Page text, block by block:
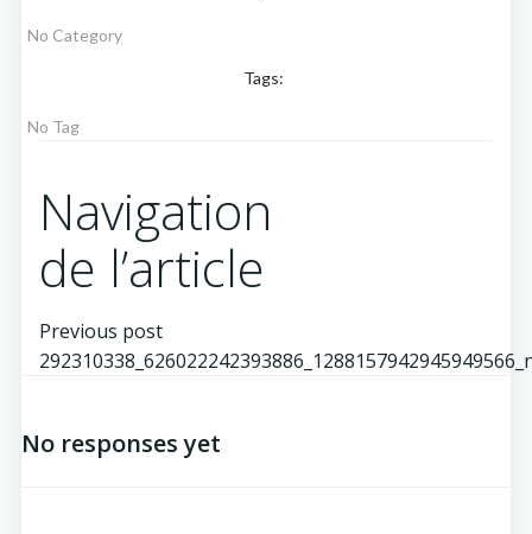
No Category
Tags:
No Tag
Navigation
de l’article
Previous post
No responses yet